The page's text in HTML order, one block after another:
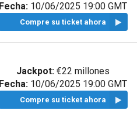
Fecha:10/06/2025 19:00 GMT
Compre su ticket ahora
Jackpot:€22 millones
Fecha:10/06/2025 19:00 GMT
Compre su ticket ahora